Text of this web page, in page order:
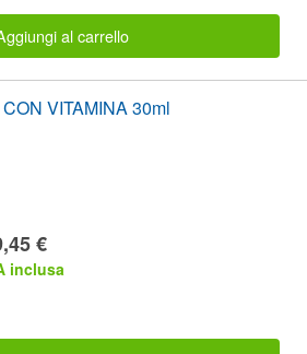
al carrello
VITAMINA 30ml
€
inclusa